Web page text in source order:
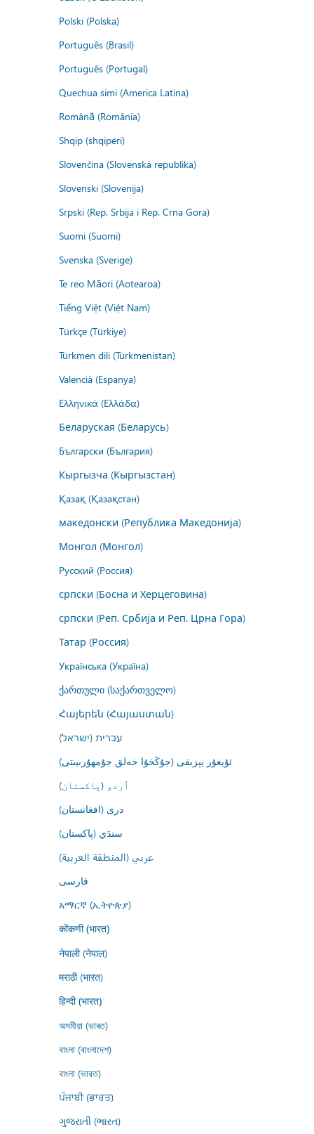
Polski (Polska)
Português (Brasil)
Português (Portugal)
Quechua simi (America Latina)
Română (România)
Shqip (shqipëri)
Slovenčina (Slovenská republika)
Slovenski (Slovenija)
Srpski (Rep. Srbija i Rep. Crna Gora)
Suomi (Suomi)
Svenska (Sverige)
Te reo Māori (Aotearoa)
Tiếng Việt (Việt Nam)
Türkçe (Türkiye)
Türkmen dili (Türkmenistan)
Valencià (Espanya)
Ελληνικά (Ελλάδα)
Беларуская (Беларусь)
Български (България)
Кыргызча (Кыргызстан)
Қазақ (Қазақстан)
македонски (Република Македонија)
Монгол (Монгол)
Русский (Россия)
српски (Босна и Херцеговина)
српски (Реп. Србија и Реп. Црна Гора)
Татар (Россия)
Українська (Україна)
ქართული (საქართველო)
Հայերեն (Հայաստան)
עברית (ישראל)
ئۇيغۇر يېزىقى (جۇڭخۇا خەلق جۇمھۇرىيىتى)
اُردو (پاکستان)
درى (افغانستان)
سنڌي (پاکستان)
عربي (المنطقة العربية)
فارسى
አማርኛ (ኢትዮጵያ)
कोंकणी (भारत)
नेपाली (नेपाल)
मराठी (भारत)
हिन्दी (भारत)
অসমীয়া (ভাৰত)
বাংলা (বাংলাদেশ)
বাংলা (ভারত)
ਪੰਜਾਬੀ (ਭਾਰਤ)
ગુજરાતી (ભારત)